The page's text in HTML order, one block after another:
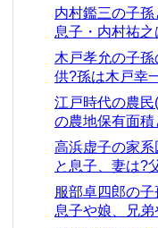
内村鑑三の子
息子・内村祐
木戸孝允の子
供?孫は木戸幸
江戸時代の農
の農地保有面
高浜虚子の家
と息子、妻は?
服部卓四郎の子
息子や娘、兄